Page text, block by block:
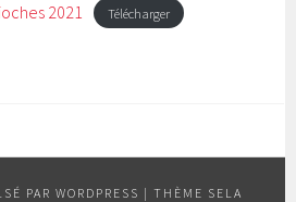
2021 Télécharger
PAR WORDPRESS | THÈME SELA